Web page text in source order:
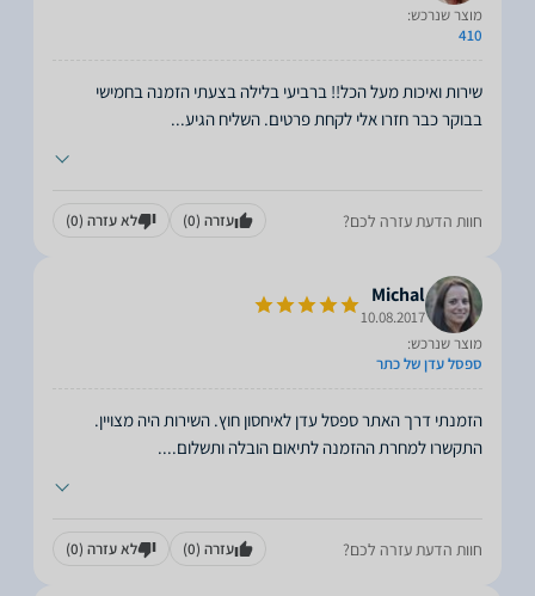
מוצר שנרכש:
410
שירות ואיכות מעל הכל!! ברביעי בלילה בצעתי הזמנה בחמישי
בבוקר כבר חזרו אלי לקחת פרטים. השליח הגיע...
חוות הדעת עזרה לכם? עזרה (0) לא עזרה (0)
Michal
10.08.2017
מוצר שנרכש:
ספסל עדן של כתר
הזמנתי דרך האתר ספסל עדן לאיחסון חוץ. השירות היה מצויין.
התקשרו למחרת ההזמנה לתיאום הובלה ותשלום....
חוות הדעת עזרה לכם? עזרה (0) לא עזרה (0)